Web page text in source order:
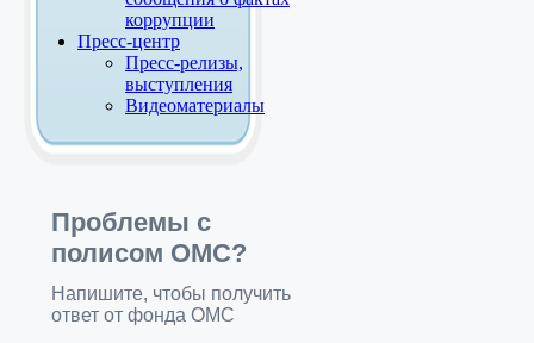
коррупции
Пресс-центр
Пресс-релизы,
выступления
Видеоматериалы
Проблемы с
полисом ОМС?
Напишите, чтобы получить
ответ от фонда ОМС